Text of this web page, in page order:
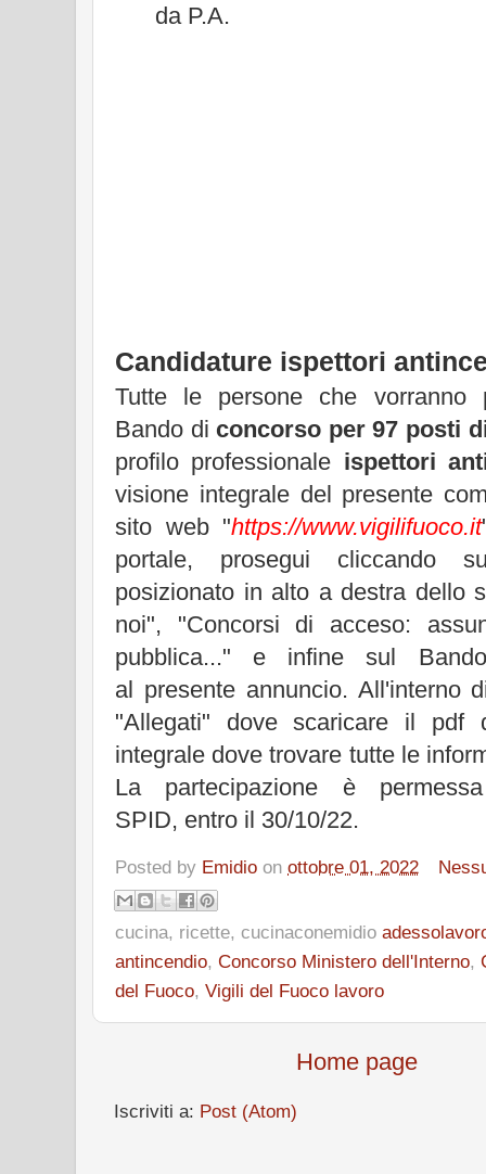
da P.A.
Candidature ispettori
Tutte le persone che vorranno
Bando di concorso per 97 posti
profilo professionale ispettori
visione integrale del presente
sito web "https://www.vigilifuoco.it
portale, prosegui cliccando
posizionato in alto a destra dello
noi", "Concorsi di acceso:
pubblica..." e infine sul
al presente annuncio. All'interno
"Allegati" dove scaricare il pdf
integrale dove trovare tutte le
La partecipazione è
SPID, entro il 30/10/22.
Posted by Emidio on ottobre 01, 2022
cucina, ricette, cucinaconemidio
antincendio, Concorso Ministero dell'Interno,
del Fuoco, Vigili del Fuoco lavoro
Home page
Iscriviti a: Post (Atom)